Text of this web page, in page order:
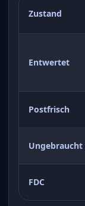
Zustand
Entwertet
Postfrisch
Ungebraucht
FDC